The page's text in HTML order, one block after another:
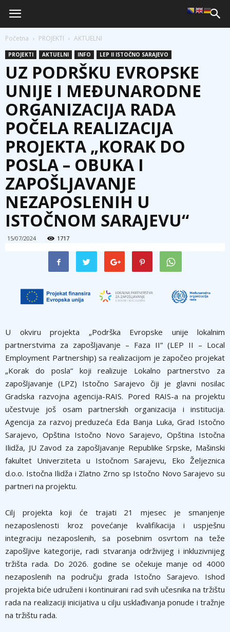
Početna PROJEKTI AKTUELNI
PROJEKTI AKTUELNI INFO LEP II ISTOČNO SARAJEVO
UZ PODRŠKU EVROPSKE
UNIJE I MEĐUNARODNE
ORGANIZACIJA RADA
POČELA REALIZACIJA
PROJEKTA „KORAK DO
POSLA – OBUKA I
ZAPOŠLJAVANJE
NEZAPOSLENIH U
ISTOČNOM SARAJEVU“
15/07/2024 1717
U okviru projekta „Podrška Evropske unije lokalnim
partnerstvima za zapošljavanje – Faza II“ (LEP II – Local
Employment Partnership) sa realizacijom je započeo projekat
„Korak do posla“ koji realizuje Lokalno partnerstvo za
zapošljavanje (LPZ) Istočno Sarajevo čiji je glavni nosilac
Gradska razvojna agencija-RAIS. Pored RAIS-a na projektu
učestvuje još osam partnerskih organizacija i institucija.
Agencija za razvoj preduzeća Eda Banja Luka, Grad Istočno
Sarajevo, Opština Istočno Novo Sarajevo, Opština Istočna
Ilidža, JU Zavod za zapošljavanje Republike Srpske, Mašinski
fakultet Univerziteta u Istočnom Sarajevu, Eko Željeznica
d.o.o. Istočna Ilidža i Zlatno Zrno sp Istočno Novo Sarajevo su
partneri na projektu.
Cilj projekta koji će trajati 21 mjesec je smanjenje
nezaposlenosti kroz povećanje kvalifikacija i uspješnu
integraciju nezaposlenih, sa posebnim osvrtom na teže
zapošljive kategorije, radi stvaranja održivijeg i inkluzivnijeg
tržišta rada. Do 2026. godine se očekuje manje od 4000
nezaposlenih na području grada Istočno Sarajevo. Ishod
projekta biće udruženi i kontinuirani rad svih učesnika na tržištu
rada na realizaciji inicijativa u cilju usklađivanja ponude i tražnje
na tržištu rada.